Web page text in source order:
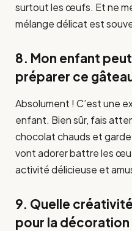
surtout les œufs. Et ne
mélange délicat est
8. Mon enfant
préparer ce
Absolument ! C’est une
enfant. Bien sûr, fais
chocolat chauds et
vont adorer battre les
activité délicieuse et
9. Quelle
pour la décoration